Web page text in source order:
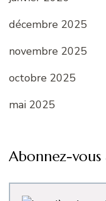
décembre 2025
novembre 2025
octobre 2025
mai 2025
Abonnez-